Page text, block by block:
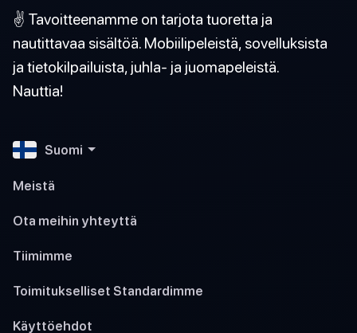
✌️ Tavoitteenamme on tarjota tuoretta ja
nautittavaa sisältöä. Mobiilipeleistä, sovelluksista
ja tietokilpailuista, juhla- ja juomapeleistä.
Nauttia!
Suomi
Meistä
Ota meihin yhteyttä
Tiimimme
Toimitukselliset Standardimme
Käyttöehdot